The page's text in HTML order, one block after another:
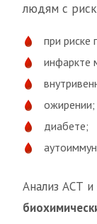
людям с
при риске
инфаркте
ожирении;
диабете;
Анализ АСТ